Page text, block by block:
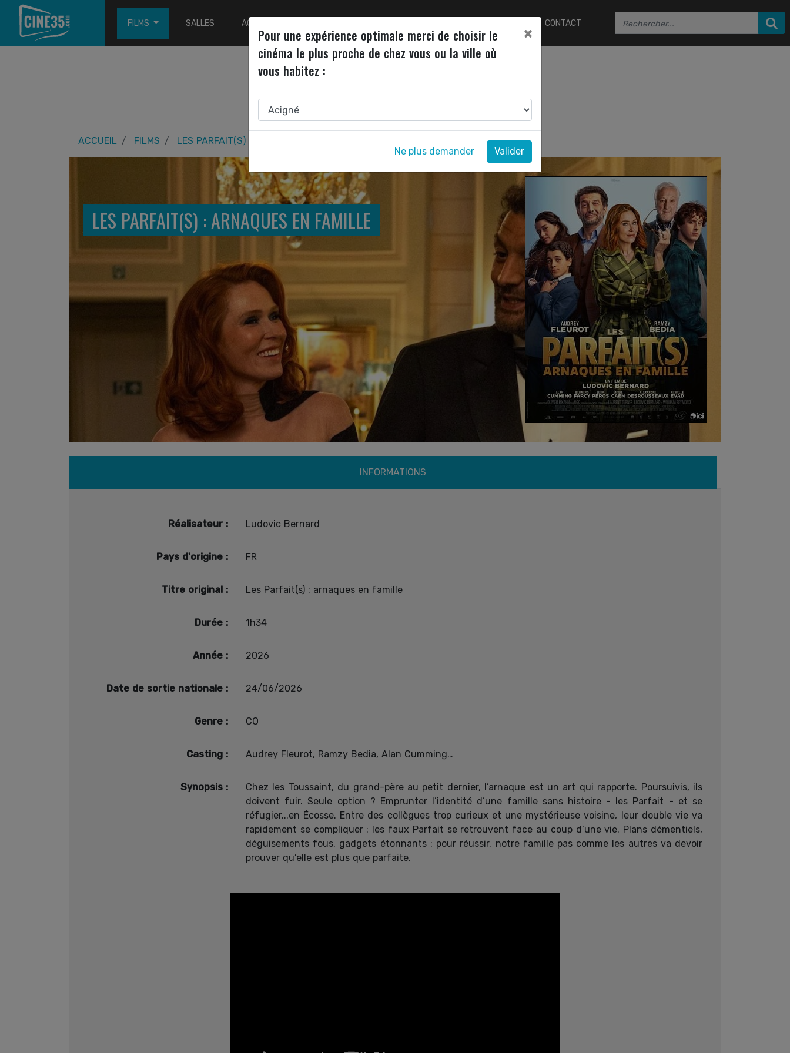
FILMS SALLES ACTUALITÉS CONTACT
ACCUEIL FILMS LES PARFAIT(S) : ARNAQUES EN FAMILLE
LES PARFAIT(S) : ARNAQUES EN FAMILLE
INFORMATIONS
Réalisateur : Ludovic Bernard
Pays d'origine : FR
Titre original : Les Parfait(s) : arnaques en famille
Durée : 1h34
Année : 2026
Date de sortie nationale : 24/06/2026
Genre : CO
Casting : Audrey Fleurot, Ramzy Bedia, Alan Cumming…
Synopsis :
Chez les Toussaint, du grand-père au petit dernier, l’arnaque est un art qui rapporte. Poursuivis, ils
doivent fuir. Seule option ? Emprunter l’identité d’une famille sans histoire - les Parfait - et se
réfugier...en Écosse. Entre des collègues trop curieux et une mystérieuse voisine, leur double vie va
rapidement se compliquer : les faux Parfait se retrouvent face au coup d’une vie. Plans démentiels,
déguisements fous, gadgets étonnants : pour réussir, notre famille pas comme les autres va devoir
prouver qu’elle est plus que parfaite.
Pour une expérience optimale merci de choisir le
cinéma le plus proche de chez vous ou la ville où
vous habitez :
×
Ne plus demander Valider